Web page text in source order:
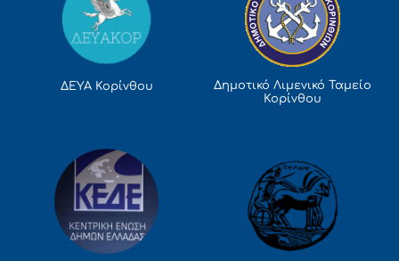
ΔΕΥΑ Κορίνθου
Δημοτικό Λιμενικό Ταμείο
Κορίνθου